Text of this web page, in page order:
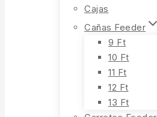
Cajas
Cañas Feeder
9 Ft
10 Ft
11 Ft
12 Ft
13 Ft